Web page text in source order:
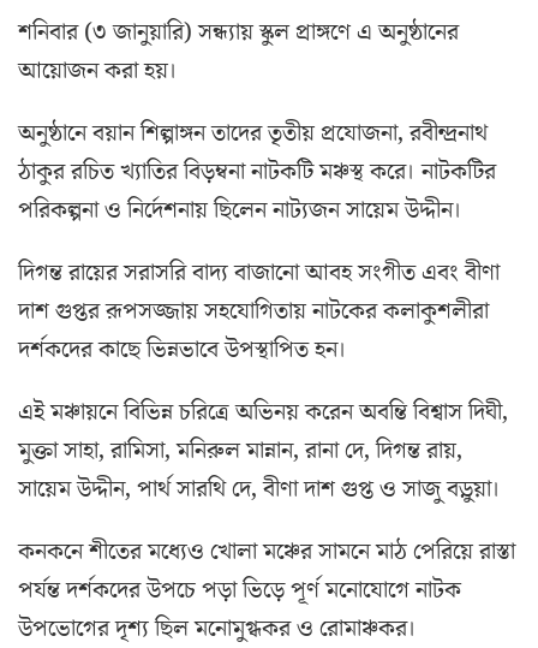
শনিবার (৩ জানুয়ারি) সন্ধ্যায় স্কুল প্রাঙ্গণে এ অনুষ্ঠানের
আয়োজন করা হয়।
অনুষ্ঠানে বয়ান শিল্পাঙ্গন তাদের তৃতীয় প্রযোজনা, রবীন্দ্রনাথ
ঠাকুর রচিত খ্যাতির বিড়ম্বনা নাটকটি মঞ্চস্থ করে। নাটকটির
পরিকল্পনা ও নির্দেশনায় ছিলেন নাট্যজন সায়েম উদ্দীন।
দিগন্ত রায়ের সরাসরি বাদ্য বাজানো আবহ সংগীত এবং বীণা
দাশ গুপ্তর রূপসজ্জায় সহযোগিতায় নাটকের কলাকুশলীরা
দর্শকদের কাছে ভিন্নভাবে উপস্থাপিত হন।
এই মঞ্চায়নে বিভিন্ন চরিত্রে অভিনয় করেন অবন্তি বিশ্বাস দিঘী,
মুক্তা সাহা, রামিসা, মনিরুল মান্নান, রানা দে, দিগন্ত রায়,
সায়েম উদ্দীন, পার্থ সারথি দে, বীণা দাশ গুপ্ত ও সাজু বড়ুয়া।
কনকনে শীতের মধ্যেও খোলা মঞ্চের সামনে মাঠ পেরিয়ে রাস্তা
পর্যন্ত দর্শকদের উপচে পড়া ভিড়ে পূর্ণ মনোযোগে নাটক
উপভোগের দৃশ্য ছিল মনোমুগ্ধকর ও রোমাঞ্চকর।